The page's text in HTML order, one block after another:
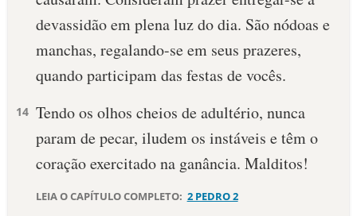
devassidão em plena luz do dia. São nódoas e
manchas, regalando-se em seus prazeres,
quando participam das festas de vocês.
14 Tendo os olhos cheios de adultério, nunca
param de pecar, iludem os instáveis e têm o
coração exercitado na ganância. Malditos!
LEIA O CAPÍTULO COMPLETO: 2 PEDRO 2